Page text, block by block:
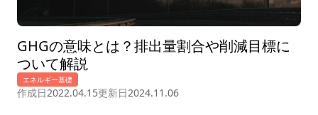
エネルギー基礎
作成日2022.04.15更新日2024.11.06
GHGの意味とは？排出量割合や削減目標に
ついて解説